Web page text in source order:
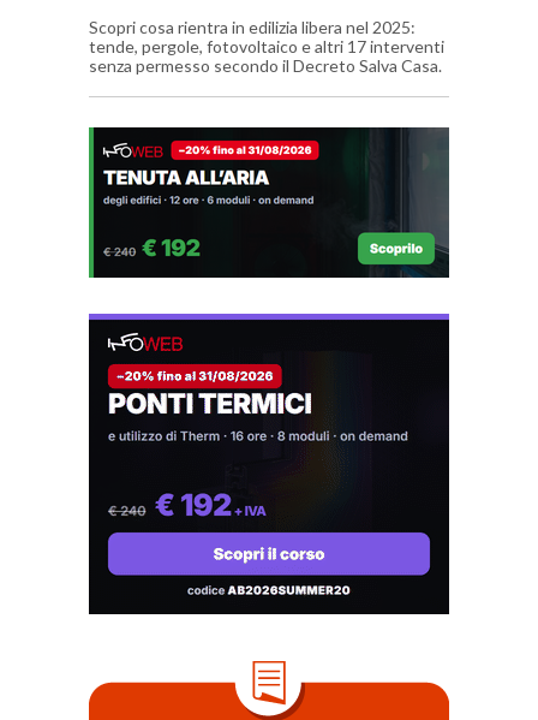
Scopri cosa rientra in edilizia libera nel 2025:
tende, pergole, fotovoltaico e altri 17 interventi
senza permesso secondo il Decreto Salva Casa.